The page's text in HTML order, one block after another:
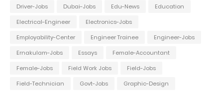
Driver-Jobs
Dubai-Jobs Edu-News
Education
Electrical-Engineer
Electronics-Jobs
Employability-Center
Engineer Trainee
Engineer-Jobs
Ernakulam-Jobs
Essays
Female-Accountant
Female-Jobs
Field Work Jobs
Field-Jobs
Field-Technician
Govt-Jobs
Graphic-Design